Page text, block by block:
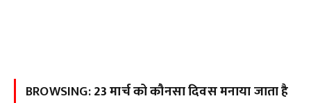
BROWSING:23 मार्च को कौनसा दिवस मनाया जाता है